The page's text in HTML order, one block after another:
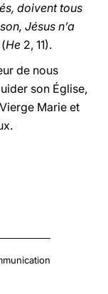
doivent tous
Jésus n’a
He 2, 11).
de nous
son Église,
Marie et